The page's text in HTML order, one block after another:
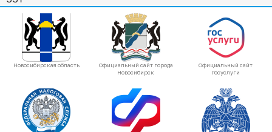
Новосибирская область
Официальный сайт города
Новосибирск
Официальный сайт
Госуслуги